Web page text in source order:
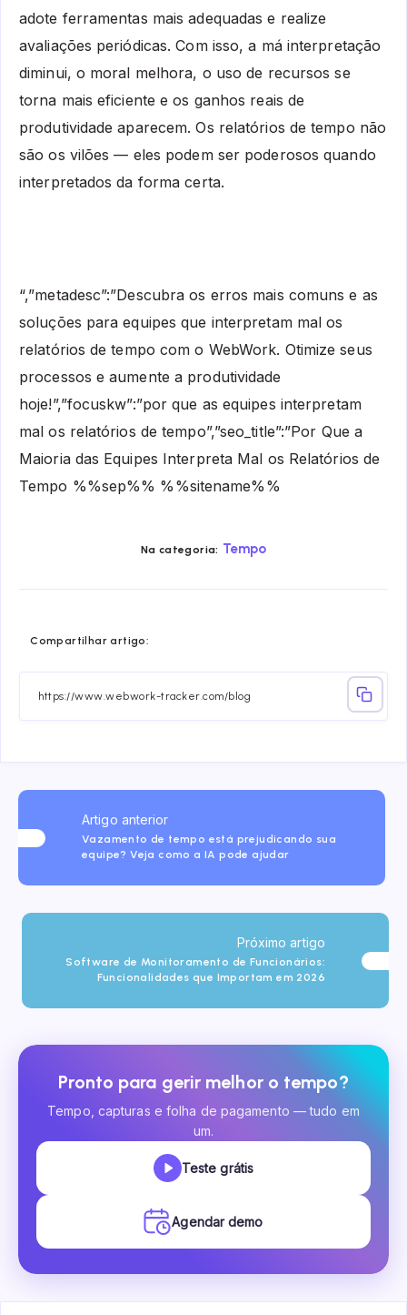
adote ferramentas mais adequadas e realize
avaliações periódicas. Com isso, a má interpretação
diminui, o moral melhora, o uso de recursos se
torna mais eficiente e os ganhos reais de
produtividade aparecem. Os relatórios de tempo não
são os vilões — eles podem ser poderosos quando
interpretados da forma certa.
“,”metadesc”:”Descubra os erros mais comuns e as
soluções para equipes que interpretam mal os
relatórios de tempo com o WebWork. Otimize seus
processos e aumente a produtividade
hoje!”,”focuskw”:”por que as equipes interpretam
mal os relatórios de tempo”,”seo_title”:”Por Que a
Maioria das Equipes Interpreta Mal os Relatórios de
Tempo %%sep%% %%sitename%%
Na categoria: Tempo
Compartilhar artigo:
Email
Artigo anterior
Vazamento de tempo está prejudicando sua
equipe? Veja como a IA pode ajudar
Próximo artigo
Software de Monitoramento de Funcionários:
Funcionalidades que Importam em 2026
Pronto para gerir melhor o tempo?
Tempo, capturas e folha de pagamento — tudo em
um.
Teste grátis
Agendar demo